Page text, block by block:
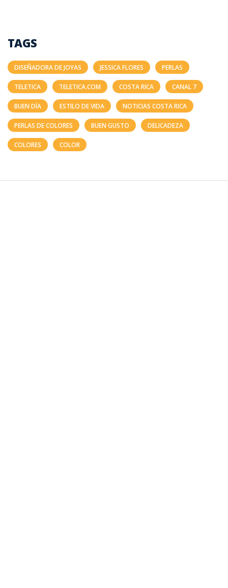
TAGS
DISEÑADORA DE JOYAS JESSICA FLORES PERLAS
TELETICA TELETICA.COM COSTA RICA CANAL 7
BUEN DÍA ESTILO DE VIDA NOTICIAS COSTA RICA
PERLAS DE COLORES BUEN GUSTO DELICADEZA
COLORES COLOR